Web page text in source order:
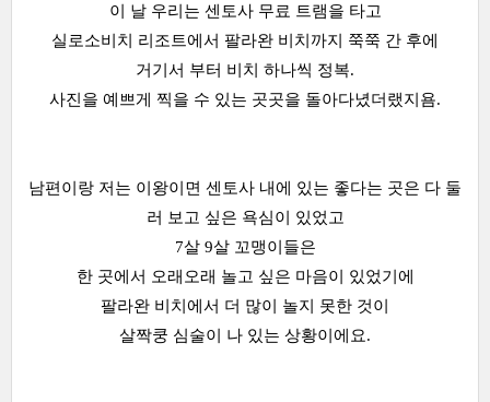
이 날 우리는 센토사 무료 트램을 타고
실로소비치 리조트에서 팔라완 비치까지 쭉쭉 간 후에
거기서 부터 비치 하나씩 정복.
사진을 예쁘게 찍을 수 있는 곳곳을 돌아다녔더랬지욤.
남편이랑 저는 이왕이면 센토사 내에 있는 좋다는 곳은 다 둘
러 보고 싶은 욕심이 있었고
7살 9살 꼬맹이들은
한 곳에서 오래오래 놀고 싶은 마음이 있었기에
팔라완 비치에서 더 많이 놀지 못한 것이
살짝쿵 심술이 나 있는 상황이에요.